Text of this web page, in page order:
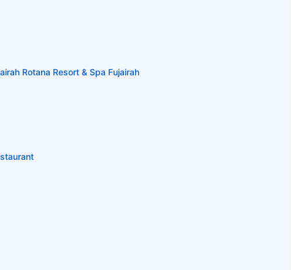
Rotana Resort & Spa Fujairah